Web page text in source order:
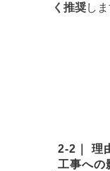
く推奨しま
2-2｜ 理
工事への